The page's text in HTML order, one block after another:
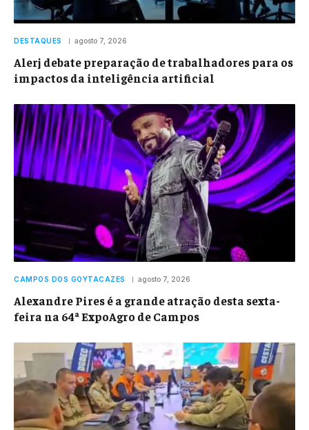
DESTAQUES agosto 7, 2026
Alerj debate preparação de trabalhadores para os
impactos da inteligência artificial
CAMPOS DOS GOYTACAZES agosto 7, 2026
Alexandre Pires é a grande atração desta sexta-
feira na 64ª ExpoAgro de Campos